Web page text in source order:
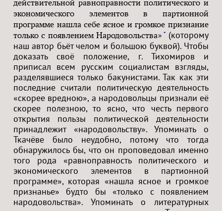
действительной равноправности политического и
экономического элементов в партионной
программе нашла себе ясное и громкое признание
только с появлением Народовольства» * (которому
наш автор бьёт челом и большою буквой). Чтобы
доказать своё положение, г. Тихомиров и
приписал всем русским социалистам взгляды,
разделявшиеся только бакунистами. Так как эти
последние считали политическую деятельность
«скорее вредною», а народовольцы признали её
скорее полезною, то ясно, что честь первого
открытия пользы политической деятельности
принадлежит «народовольству». Упоминать о
Ткачёве было неудобно, потому что тогда
обнаружилось бы, что он проповедовал именно
того рода «равноправность политического и
экономического элементов в партионной
программе», которая «нашла ясное и громкое
признанье» будто бы «только с появлением
народовольства». Упоминать о литературных